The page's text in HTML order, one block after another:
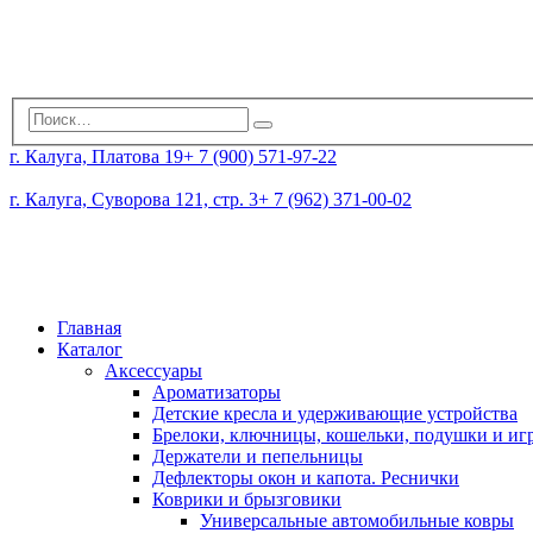
г. Калуга, Платова 19+ 7 (900) 571-97-22
г. Калуга, Суворова 121, стр. 3+ 7 (962) 371-00-02
Главная
Каталог
Аксессуары
Ароматизаторы
Детские кресла и удерживающие устройства
Брелоки, ключницы, кошельки, подушки и
Держатели и пепельницы
Дефлекторы окон и капота. Реснички
Коврики и брызговики
Универсальные автомобильные ковры